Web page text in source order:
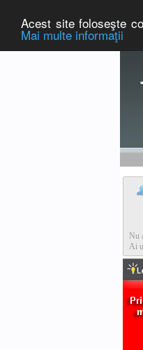
Acest site foloseşte
Mai multe informaţii
Nu
Ai